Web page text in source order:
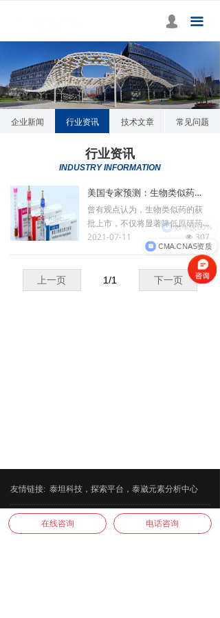
넙 끀
服务与项目
案例分享
INDUSTRY INFORMATION
行业资讯
美国专家预测：生物类似药或迎十年持续增长
曾有观点认为，生物类似药的获
批上市，不仅将显著降低原研药
的价格，也会给生物类似药带来
严重同质化竞争。不过这一切，
在欧美似乎并没完全按照计划发
生。”
넶 307
2021-07-11
上一页 下一页
1/1
企业新闻 行业资讯 技术文章 常见问题
友情链接: 泰坦科技 ， 探索平台 ，泰崴元素分析中心
电话：0571-86273692 15372029367
邮箱：sales@micrott.com
CMA.CNAS资质
效率快60%
在线咨询 电话咨询